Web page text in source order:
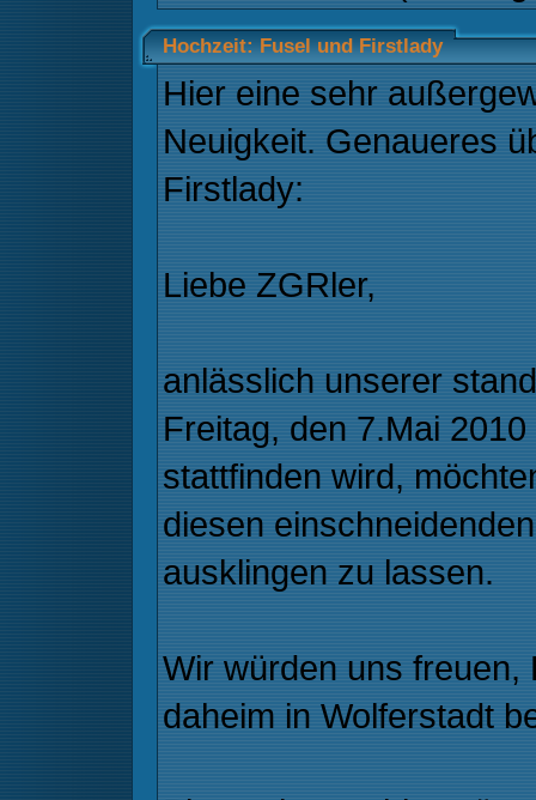
Hochzeit: Fusel und Firstlady
Hier eine sehr
Neuigkeit. Genaueres
Firstlady:
Liebe ZGRler,
anlässlich unserer
Freitag, den 7.Mai
stattfinden wird,
diesen
ausklingen zu lassen.
Wir würden uns freuen,
daheim in Wolferstadt